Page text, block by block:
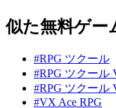
似た無料ゲー
#RPG ツクール
#RPG ツクール
#RPG ツクール
#VX Ace RPG